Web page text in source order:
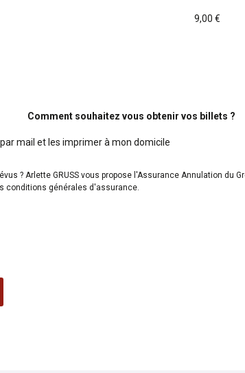
9,00 €
Comment souhaitez vous obtenir vos billets ?
mail et les imprimer à mon domicile
? Arlette GRUSS vous propose l'Assurance Annulation du
conditions générales d'assurance.